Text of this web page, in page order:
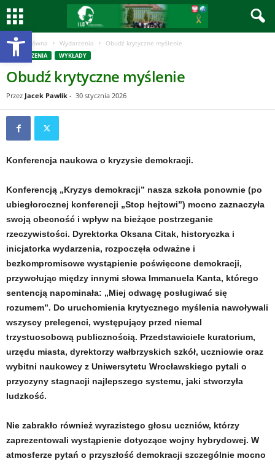
Otwórz pasek narzędziStrona główna Wydarzenia Obudź krytyczne myślenie
WYDARZENIA WYKŁADY
Obudź krytyczne myślenie
Przez Jacek Pawlik - 30 stycznia 2026
Konferencja naukowa o kryzysie demokracji.
Konferencją „Kryzys demokracji” nasza szkoła ponownie (po
ubiegłorocznej konferencji „Stop hejtowi”) mocno zaznaczyła
swoją obecność i wpływ na bieżące postrzeganie
rzeczywistości. Dyrektorka Oksana Citak, historyczka i
inicjatorka wydarzenia, rozpoczęła odważne i
bezkompromisowe wystąpienie poświęcone demokracji,
przywołując między innymi słowa Immanuela Kanta, którego
sentencją napominała: „Miej odwagę posługiwać się
rozumem”. Do uruchomienia krytycznego myślenia nawoływali
wszyscy prelegenci, występujący przed niemal
trzystuosobową publicznością. Przedstawiciele kuratorium,
urzędu miasta, dyrektorzy wałbrzyskich szkół, uczniowie oraz
wybitni naukowcy z Uniwersytetu Wrocławskiego pytali o
przyczyny stagnacji najlepszego systemu, jaki stworzyła
ludzkość.
Nie zabrakło również wyrazistego głosu uczniów, którzy
zaprezentowali wystąpienie dotyczące wojny hybrydowej. W
atmosferze pytań o przyszłość demokracji szczególnie mocno